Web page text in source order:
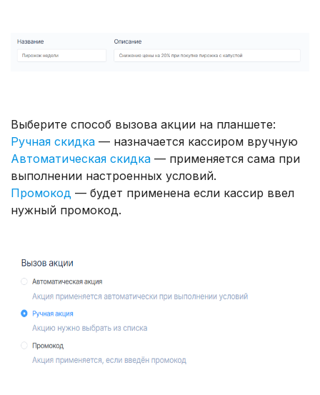
Выберите способ вызова акции на планшете:
Ручная скидка — назначается кассиром вручную
Автоматическая скидка — применяется сама при
выполнении настроенных условий.
Промокод — будет применена если кассир ввел
нужный промокод.